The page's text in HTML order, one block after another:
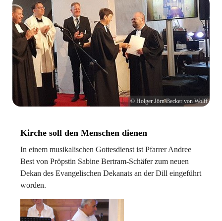
© Holger Jörn Becker von Wolff
Kirche soll den Menschen dienen
In einem musikalischen Gottesdienst ist Pfarrer Andree
Best von Pröpstin Sabine Bertram-Schäfer zum neuen
Dekan des Evangelischen Dekanats an der Dill eingeführt
worden.